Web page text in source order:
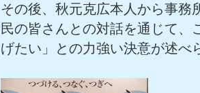
その後、秋元克広本人から事務
民の皆さんとの対話を通じて、
げたい」との力強い決意が述べ